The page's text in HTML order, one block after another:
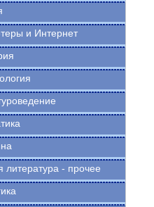
и Интернет
литература - прочее